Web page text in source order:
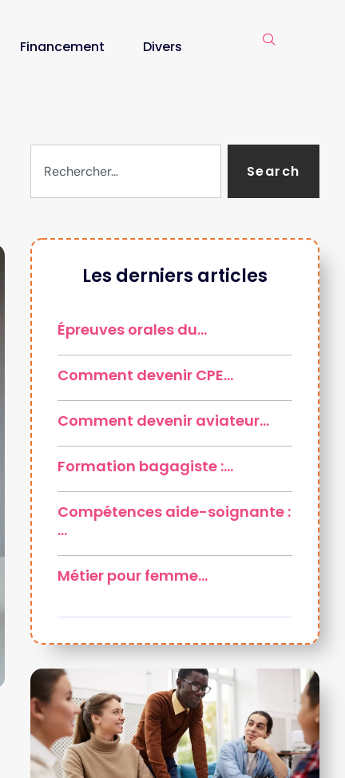
Financement Divers
Search
Les derniers articles
Épreuves orales du…
Comment devenir CPE…
Comment devenir aviateur…
Formation bagagiste :…
Compétences aide-soignante :
…
Métier pour femme…